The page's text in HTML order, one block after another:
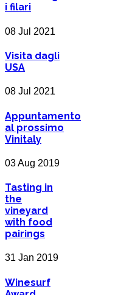
i filari
08 Jul 2021
Visita dagli
USA
08 Jul 2021
Appuntamento
al prossimo
Vinitaly
03 Aug 2019
Tasting in
the
vineyard
with food
pairings
31 Jan 2019
Winesurf